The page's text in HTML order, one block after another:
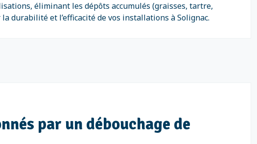
éliminant les dépôts accumulés (graisses, tartre,
durabilité et l’efficacité de vos installations à Solignac.
par un débouchage de